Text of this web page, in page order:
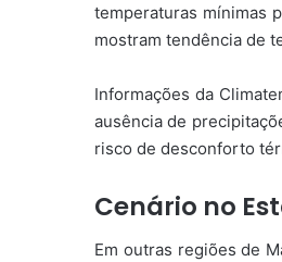
temperaturas mínimas
mostram tendência de
Informações da
ausência de
risco de desconforto
Cenário no
Em outras regiões de